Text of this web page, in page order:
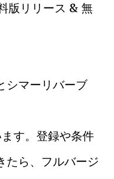
版リリース & 無
シマーリバーブ
す。登録や条件
たら、フルバージ